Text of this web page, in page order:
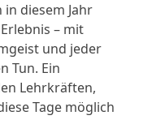
diesem Jahr
– mit
und jeder
Tun. Ein
Lehrkräften,
Tage möglich